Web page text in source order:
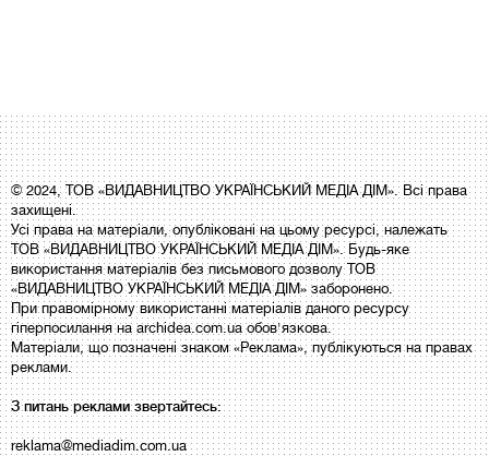
© 2024, ТОВ «ВИДАВНИЦТВО УКРАЇНСЬКИЙ МЕДІА ДІМ». Всі права
захищені.
Усі права на матеріали, опубліковані на цьому ресурсі, належать
ТОВ «ВИДАВНИЦТВО УКРАЇНСЬКИЙ МЕДІА ДІМ». Будь-яке
використання матеріалів без письмового дозволу ТОВ
«ВИДАВНИЦТВО УКРАЇНСЬКИЙ МЕДІА ДІМ» заборонено.
При правомірному використанні матеріалів даного ресурсу
гіперпосилання на archidea.com.ua обов'язкова.
Матеріали, що позначені знаком «Реклама», публікуються на правах
реклами.
З питань реклами звертайтесь:
reklama@mediadim.com.ua